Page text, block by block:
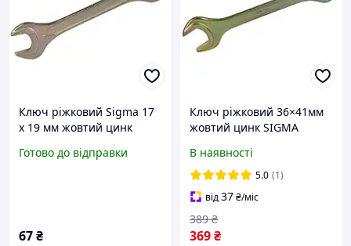
Ключ ріжковий Sigma 17
х 19 мм жовтий цинк
Готово до відправки
67₴
Ключ ріжковий 36×41мм
жовтий цинк SIGMA
В наявності
5.0 (1)
від37₴/міс
369₴
389 ₴